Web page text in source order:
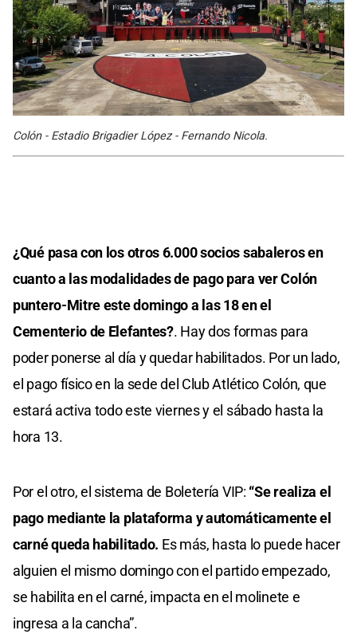
Colón - Estadio Brigadier López - Fernando Nicola.
¿Qué pasa con los otros 6.000 socios sabaleros en
cuanto a las modalidades de pago para ver Colón
puntero-Mitre este domingo a las 18 en el
Cementerio de Elefantes?. Hay dos formas para
poder ponerse al día y quedar habilitados. Por un lado,
el pago físico en la sede del Club Atlético Colón, que
estará activa todo este viernes y el sábado hasta la
hora 13.
Por el otro, el sistema de Boletería VIP: “Se realiza el
pago mediante la plataforma y automáticamente el
carné queda habilitado. Es más, hasta lo puede hacer
alguien el mismo domingo con el partido empezado,
se habilita en el carné, impacta en el molinete e
ingresa a la cancha”.